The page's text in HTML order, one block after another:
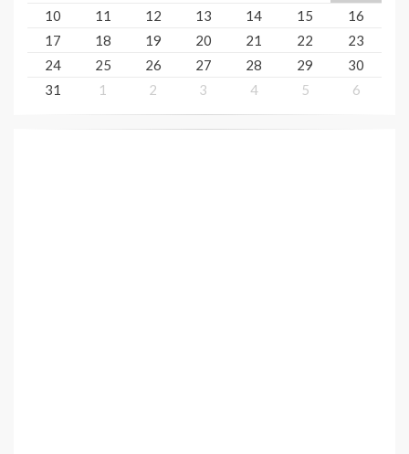
10
11 12 13 14 15
16
17
18 19 20 21 22
23
24
25 26 27 28 29
30
31
1 2 3 4 5 6